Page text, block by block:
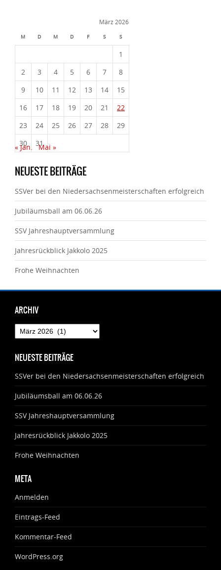
März 2026
M D M D F S S
1
2
3 4 5 6 7
8
9
10 11 12 13 14
15
16
17 18 19 20 21
22
23
24 25 26 27 28
29
30
31
« Jan. Mai »
NEUESTE BEITRÄGE
SSVer bei den Niedersachsenmeisterschaften erfolgreich
Jubiläumsball am 06.06.26
SSV Jahreshauptversammlung
Jahresrückblick Jakkolo 2025
Frohe Weihnachten
ARCHIV
Archiv
NEUESTE BEITRÄGE
SSVer bei den Niedersachsenmeisterschaften erfolgreich
Jubiläumsball am 06.06.26
SSV Jahreshauptversammlung
Jahresrückblick Jakkolo 2025
Frohe Weihnachten
META
Anmelden
Eintrags-Feed
Kommentar-Feed
WordPress.org